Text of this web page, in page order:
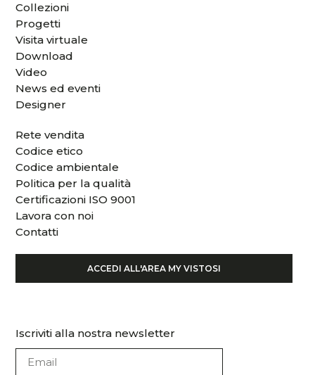
Collezioni
Progetti
Visita virtuale
Download
Video
News ed eventi
Designer
Rete vendita
Codice etico
Codice ambientale
Politica per la qualità
Certificazioni ISO 9001
Lavora con noi
Contatti
ACCEDI ALL'AREA MY VISTOSI
Iscriviti alla nostra newsletter